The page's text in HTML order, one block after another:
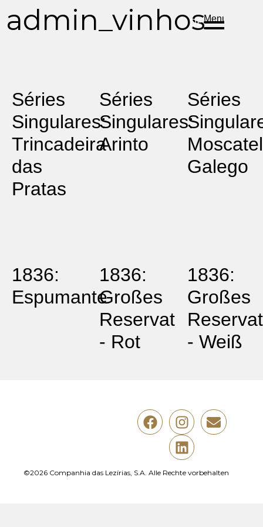
DE
EN
Menu
admin_vinhos
Séries
Singulares:
Trincadeira
das
Pratas
Séries
Singulares:
Arinto
Séries
Moscatel
Galego
1836:
Espumante
1836:
Großes
Reservat
- Rot
1836:
Großes
Reservat
- Weiß
©2026 Companhia das Lezírias, S.A. Alle Rechte vorbehalten